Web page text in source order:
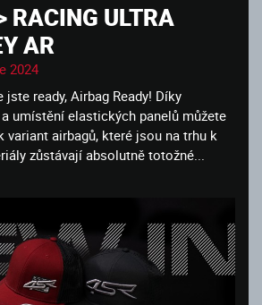
RACING ULTRA
AR
2024
ready, Airbag Ready! Díky
umístění elastických panelů můžete
variant airbagů, které jsou na trhu k
zůstávají absolutně totožné...